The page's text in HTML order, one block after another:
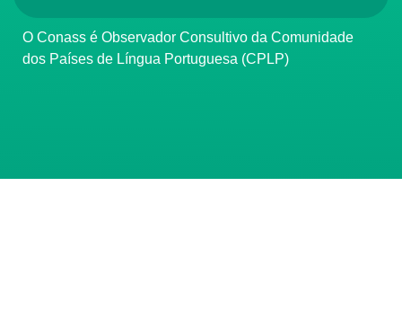
O Conass é Observador Consultivo da Comunidade
dos Países de Língua Portuguesa (CPLP)